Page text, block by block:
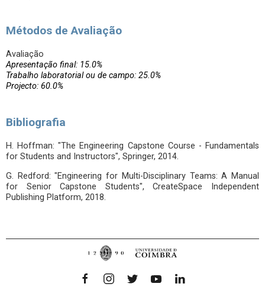
Métodos de Avaliação
Avaliação
Apresentação final: 15.0%
Trabalho laboratorial ou de campo: 25.0%
Projecto: 60.0%
Bibliografia
H. Hoffman: "The Engineering Capstone Course - Fundamentals
for Students and Instructors", Springer, 2014.
G. Redford: "Engineering for Multi-Disciplinary Teams: A Manual
for Senior Capstone Students", CreateSpace Independent
Publishing Platform, 2018.